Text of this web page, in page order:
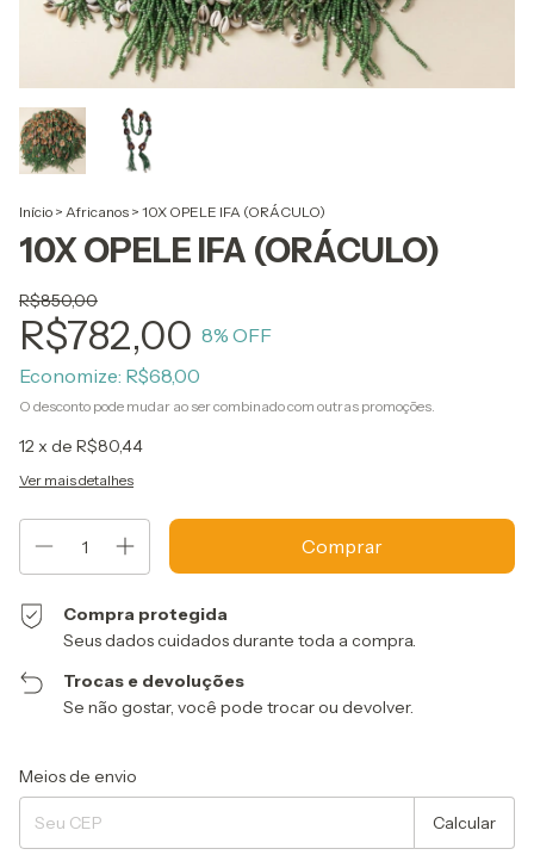
Início > Africanos > 10X OPELE IFA (ORÁCULO)
10X OPELE IFA (ORÁCULO)
R$850,00
R$782,00 8% OFF
Economize: R$68,00
O desconto pode mudar ao ser combinado com outras promoções.
12x de R$80,44
Ver mais detalhes
Compra protegida
Seus dados cuidados durante toda a compra.
Trocas e devoluções
Se não gostar, você pode trocar ou devolver.
Entregas para o CEP:
Meios de envio
Calcular